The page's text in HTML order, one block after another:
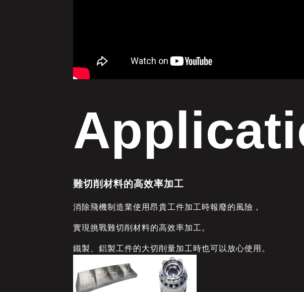
難切削材料的高效率加工
消除飛機制造業使用昂貴工件加工時報廢的風險，
實現挑戰難切削材料的高效率加工。
鐵製、鋁製工件的大切削量加工時也可以放心使用。